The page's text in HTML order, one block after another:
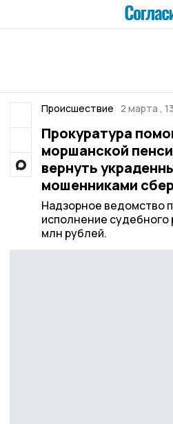
Происшествие 2 марта ,
Прокуратура
моршанской
вернуть
мошенниками
Надзорное ведомство
исполнение судебного
млн рублей.